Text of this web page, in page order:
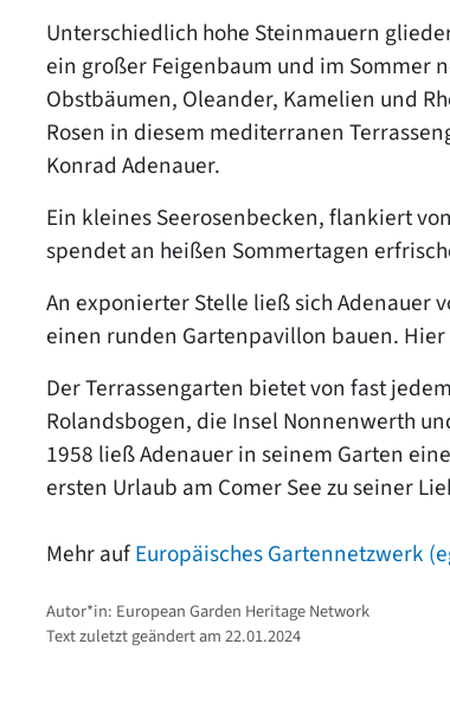
Unterschiedlich hohe Steinmauern
ein großer Feigenbaum und im Sommer
Obstbäumen, Oleander, Kamelien und
Rosen in diesem mediterranen
Konrad Adenauer.
Ein kleines Seerosenbecken, flankiert
spendet an heißen Sommertagen
An exponierter Stelle ließ sich Adenauer
einen runden Gartenpavillon bauen.
Der Terrassengarten bietet von fast
Rolandsbogen, die Insel Nonnenwerth
1958 ließ Adenauer in seinem Garten
ersten Urlaub am Comer See zu seiner
Mehr aufEuropäisches Gartennetzwerk
Autor*in: European Garden Heritage Network
Text zuletzt geändert am 22.01.2024